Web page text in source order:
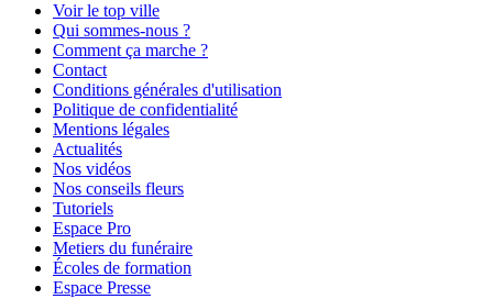
Voir le top ville
Qui sommes-nous ?
Comment ça marche ?
Contact
Conditions générales d'utilisation
Politique de confidentialité
Mentions légales
Actualités
Nos vidéos
Nos conseils fleurs
Tutoriels
Espace Pro
Metiers du funéraire
Écoles de formation
Espace Presse